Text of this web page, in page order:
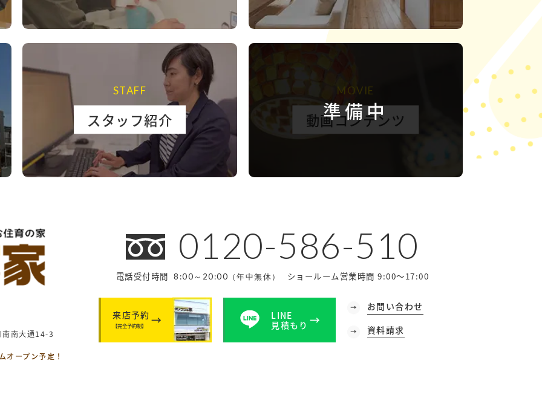
STAFF
スタッフ紹介 準備中
MOVIE
動画コンテンツ
南南大通14-3
オープン予定！
0120-586-510
電話受付時間8:00～20:00（年中無休） ショールーム営業時間 9:00～17:00
来店予約
【完全予約制】
LINE
見積もり
お問い合わせ
資料請求